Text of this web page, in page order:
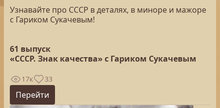
Узнавайте про СССР в деталях, в миноре и мажоре
с Гариком Сукачевым!
61 выпуск
«СССР. Знак качества» с Гариком Сукачевым
17к 33
Перейти